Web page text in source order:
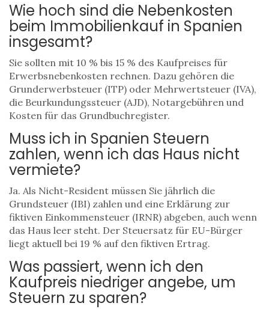
Wie hoch sind die Nebenkosten
beim Immobilienkauf in Spanien
insgesamt?
Sie sollten mit 10 % bis 15 % des Kaufpreises für
Erwerbsnebenkosten rechnen. Dazu gehören die
Grunderwerbsteuer (ITP) oder Mehrwertsteuer (IVA),
die Beurkundungssteuer (AJD), Notargebühren und
Kosten für das Grundbuchregister.
Muss ich in Spanien Steuern
zahlen, wenn ich das Haus nicht
vermiete?
Ja. Als Nicht-Resident müssen Sie jährlich die
Grundsteuer (IBI) zahlen und eine Erklärung zur
fiktiven Einkommensteuer (IRNR) abgeben, auch wenn
das Haus leer steht. Der Steuersatz für EU-Bürger
liegt aktuell bei 19 % auf den fiktiven Ertrag.
Was passiert, wenn ich den
Kaufpreis niedriger angebe, um
Steuern zu sparen?